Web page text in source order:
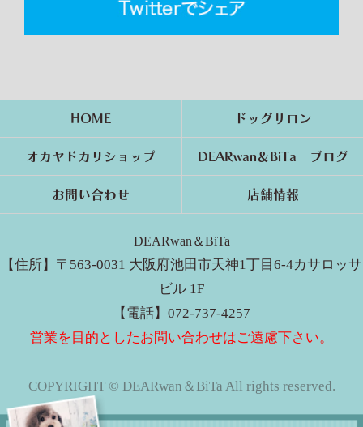
HOME ドッグサロン
オカヤドカリショップ DEARwan＆BiTa ブログ
お問い合わせ 店舗情報
DEARwan＆BiTa
【住所】〒563-0031 大阪府池田市天神1丁目6-4カサロッサ
ビル 1F
【電話】072-737-4257
営業を目的としたお問い合わせはご遠慮下さい。
COPYRIGHT © DEARwan＆BiTa All rights reserved.